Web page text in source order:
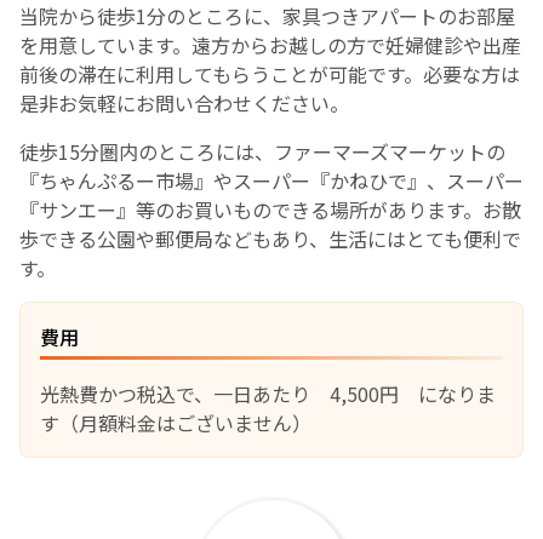
当院から徒歩1分のところに、家具つきアパートのお部屋
を用意しています。遠方からお越しの方で妊婦健診や出産
前後の滞在に利用してもらうことが可能です。必要な方は
是非お気軽にお問い合わせください。
徒歩15分圏内のところには、ファーマーズマーケットの
『ちゃんぷるー市場』やスーパー『かねひで』、スーパー
『サンエー』等のお買いものできる場所があります。お散
歩できる公園や郵便局などもあり、生活にはとても便利で
す。
費用
光熱費かつ税込で、一日あたり 4,500円 になりま
す（月額料金はございません）
‘さんルーム’ でさまざまな講座・クラス
遠方にお住まいで当院での出産を希望される方へ
医師プロフィール
English Page